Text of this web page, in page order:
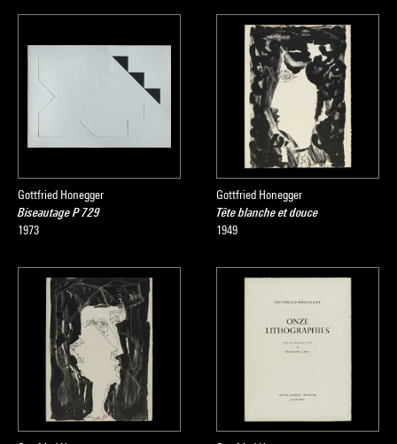
Gottfried Honegger
Biseautage P 729
1973
Gottfried Honegger
Tête blanche et douce
1949